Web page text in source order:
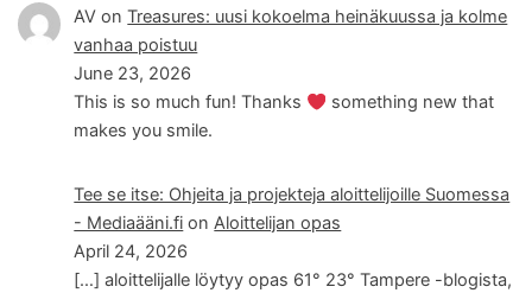
AV onTreasures: uusi kokoelma heinäkuussa ja kolme
vanhaa poistuu
June 23, 2026
This is so much fun! Thanks
something new that
makes you smile.
Tee se itse: Ohjeita ja projekteja aloittelijoille Suomessa
- Mediaääni.fi onAloittelijan opas
April 24, 2026
[…] aloittelijalle löytyy opas 61° 23° Tampere -blogista,